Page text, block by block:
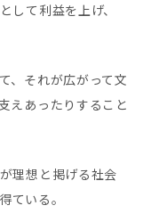
して利益を上げ、
、それが広がって文
えあったりすること
理想と掲げる社会
ている。